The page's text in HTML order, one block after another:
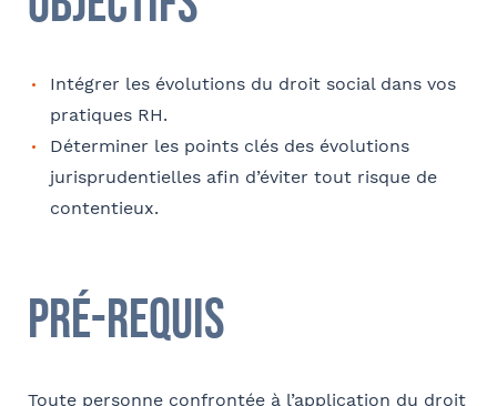
Intégrer les évolutions du droit social dans vos
pratiques RH.
Déterminer les points clés des évolutions
jurisprudentielles afin d’éviter tout risque de
contentieux.
Pré-requis
Toute personne confrontée à l’application du droit
Adresse
Code postal